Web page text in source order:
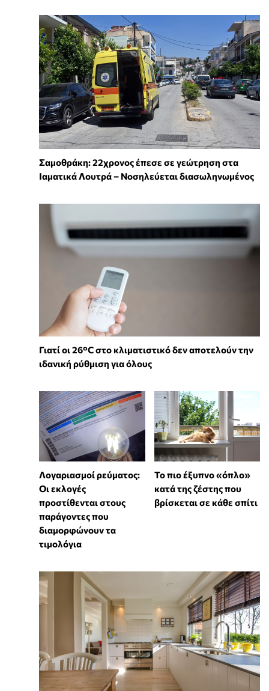
Σαμοθράκη: 22χρονος έπεσε σε γεώτρηση στα
Ιαματικά Λουτρά – Νοσηλεύεται διασωληνωμένος
Γιατί οι 26°C στο κλιματιστικό δεν αποτελούν την
ιδανική ρύθμιση για όλους
Λογαριασμοί ρεύματος:
Οι εκλογές
προστίθενται στους
παράγοντες που
διαμορφώνουν τα
τιμολόγια
To πιο έξυπνο «όπλο»
κατά της ζέστης που
βρίσκεται σε κάθε σπίτι